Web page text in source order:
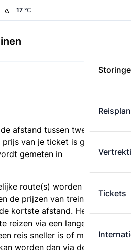
17 °C
Tickets
afstand tussen twee
van je ticket is gebaseerd
gemeten in
route(s) worden
de prijzen van treintickets
kortste afstand. Het is
reizen via een langere route,
reis sneller is of met minder
worden dan via de kortste